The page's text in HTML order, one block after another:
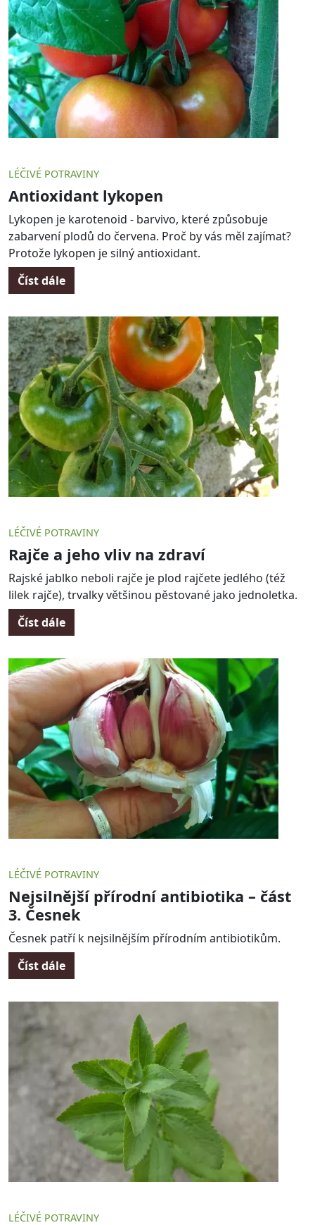
LÉČIVÉ POTRAVINY
Antioxidant lykopen
Lykopen je karotenoid - barvivo, které způsobuje
zabarvení plodů do červena. Proč by vás měl zajímat?
Protože lykopen je silný antioxidant.
Číst dále
LÉČIVÉ POTRAVINY
Rajče a jeho vliv na zdraví
Rajské jablko neboli rajče je plod rajčete jedlého (též
lilek rajče), trvalky většinou pěstované jako jednoletka.
Číst dále
LÉČIVÉ POTRAVINY
Nejsilnější přírodní antibiotika – část
3. Česnek
Česnek patří k nejsilnějším přírodním antibiotikům.
Číst dále
LÉČIVÉ POTRAVINY